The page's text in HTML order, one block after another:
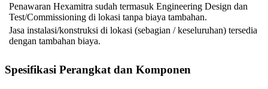
Penawaran Hexamitra sudah termasuk Engineering Design dan
Test/Commissioning di lokasi tanpa biaya tambahan.
Jasa instalasi/konstruksi di lokasi (sebagian / keseluruhan) tersedia
dengan tambahan biaya.
Spesifikasi Perangkat dan Komponen